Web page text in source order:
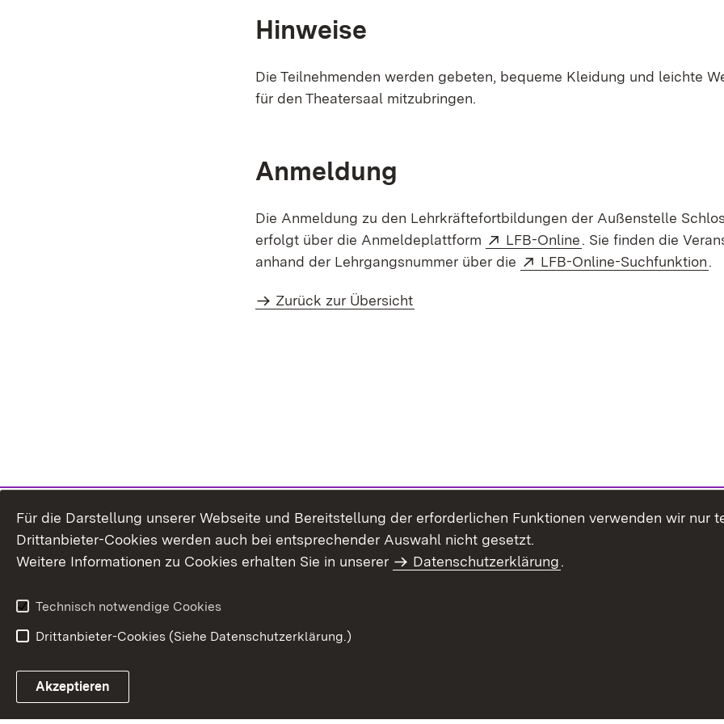
Hinweise
Die Teilnehmenden werden gebeten, bequeme Kleidung und leichte
für den Theatersaal mitzubringen.
Anmeldung
Die Anmeldung zu den Lehrkräftefortbildungen der Außenstelle
erfolgt über die Anmeldeplattform
Extern:
LFB-Online (Öffnet in neuem
. Sie finden die
anhand der Lehrgangsnummer über die
Extern:
LFB-Online-Suchfunktion.
Zurück zur Übersicht
Für die Darstellung unserer Webseite und Bereitstellung der erforderlichen Funktionen verwenden wir nur
Drittanbieter-Cookies werden auch bei entsprechender Auswahl nicht gesetzt.
Weitere Informationen zu Cookies erhalten Sie in unserer
Datenschutzerklärung.
Technisch notwendige Cookies
Drittanbieter-Cookies (Siehe Datenschutzerklärung.)
Akzeptieren